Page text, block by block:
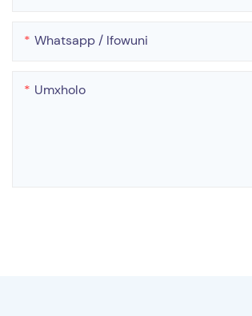
Whatsapp / Ifowuni
Umxholo